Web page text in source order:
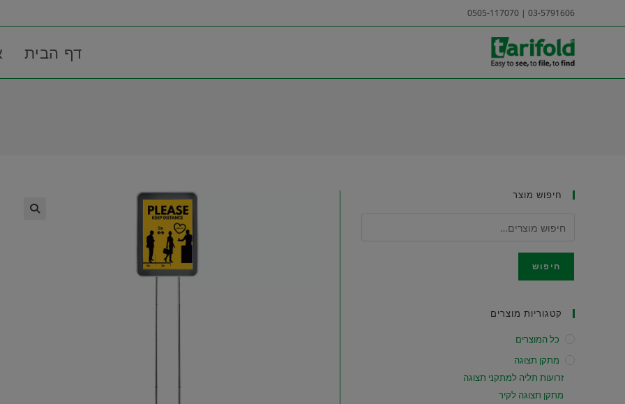
to
03-5791606 | 0505-117070
דף הבית
חיפוש מוצר
חיפוש
קטגוריות מוצרים
כל המוצרים
מתקן תצוגה
זרועות תליה למתקני תצוגה
מתקן תצוגה לקיר